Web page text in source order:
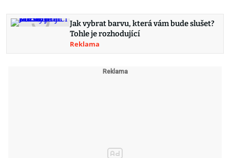
Jak vybrat barvu, která vám bude slušet?
Tohle je rozhodující
Reklama